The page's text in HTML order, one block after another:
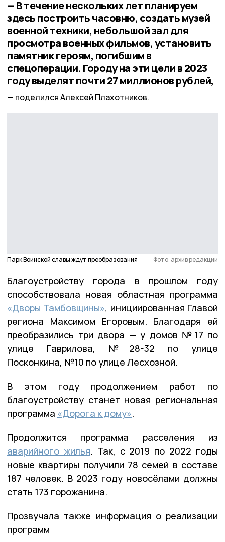
— В течение нескольких лет планируем
здесь построить часовню, создать музей
военной техники, небольшой зал для
просмотра военных фильмов, установить
памятник героям, погибшим в
спецоперации. Городу на эти цели в 2023
году выделят почти 27 миллионов рублей,
поделился Алексей Плахотников.
Парк Воинской славы ждут преобразования Фото: архив редакции
Благоустройству города в прошлом году
способствовала новая областная программа
«Дворы Тамбовщины», инициированная Главой
региона Максимом Егоровым. Благодаря ей
преобразились три двора — у домов №17 по
улице Гаврилова, №28-32 по улице
Посконкина, №10 по улице Лесхозной.
В этом году продолжением работ по
благоустройству станет новая региональная
программа «Дорога к дому».
Продолжится программа расселения из
аварийного жилья. Так, с 2019 по 2022 годы
новые квартиры получили 78 семей в составе
187 человек. В 2023 году новосёлами должны
стать 173 горожанина.
Прозвучала также информация о реализации
программ